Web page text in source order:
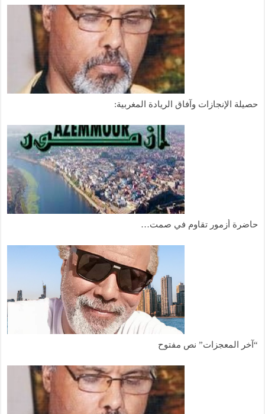
حصيلة الإنجازات وآفاق الريادة المغربية:
حاضرة أزمور تقاوم في صمت…
“آخر المعجزات” نص مفتوح